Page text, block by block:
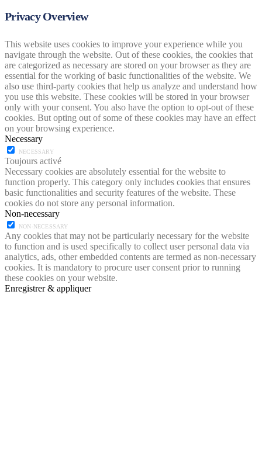
Privacy Overview
This website uses cookies to improve your experience while you
navigate through the website. Out of these cookies, the cookies that
are categorized as necessary are stored on your browser as they are
essential for the working of basic functionalities of the website. We
also use third-party cookies that help us analyze and understand how
you use this website. These cookies will be stored in your browser
only with your consent. You also have the option to opt-out of these
cookies. But opting out of some of these cookies may have an effect
on your browsing experience.
Necessary
NECESSARY
Toujours activé
Necessary cookies are absolutely essential for the website to
function properly. This category only includes cookies that ensures
basic functionalities and security features of the website. These
cookies do not store any personal information.
Non-necessary
NON-NECESSARY
Any cookies that may not be particularly necessary for the website
to function and is used specifically to collect user personal data via
analytics, ads, other embedded contents are termed as non-necessary
cookies. It is mandatory to procure user consent prior to running
these cookies on your website.
Enregistrer & appliquer